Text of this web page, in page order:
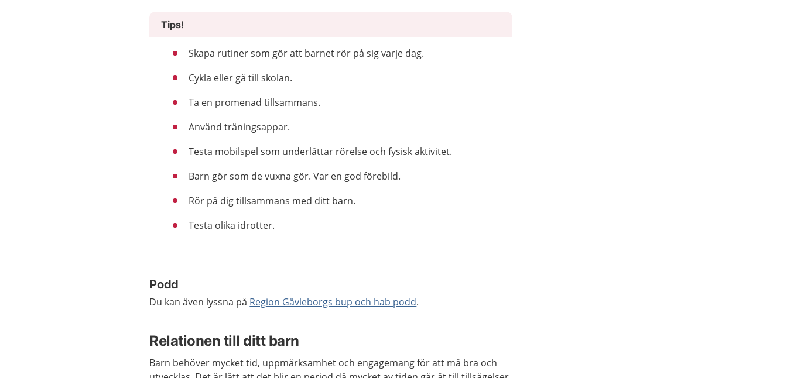
Tips!
Skapa rutiner som gör att barnet rör på sig varje dag.
Cykla eller gå till skolan.
Ta en promenad tillsammans.
Använd träningsappar.
Testa mobilspel som underlättar rörelse och fysisk aktivitet.
Barn gör som de vuxna gör. Var en god förebild.
Rör på dig tillsammans med ditt barn.
Testa olika idrotter.
Podd
Du kan även lyssna på Region Gävleborgs bup och hab podd.
Relationen till ditt barn
Barn behöver mycket tid, uppmärksamhet och engagemang för att må bra och